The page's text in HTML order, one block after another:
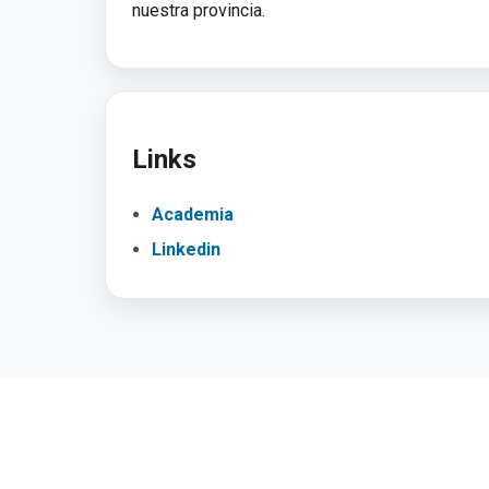
nuestra provincia.
Links
Academia
Linkedin